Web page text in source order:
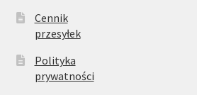
Cennik
przesyłek
Polityka
prywatności